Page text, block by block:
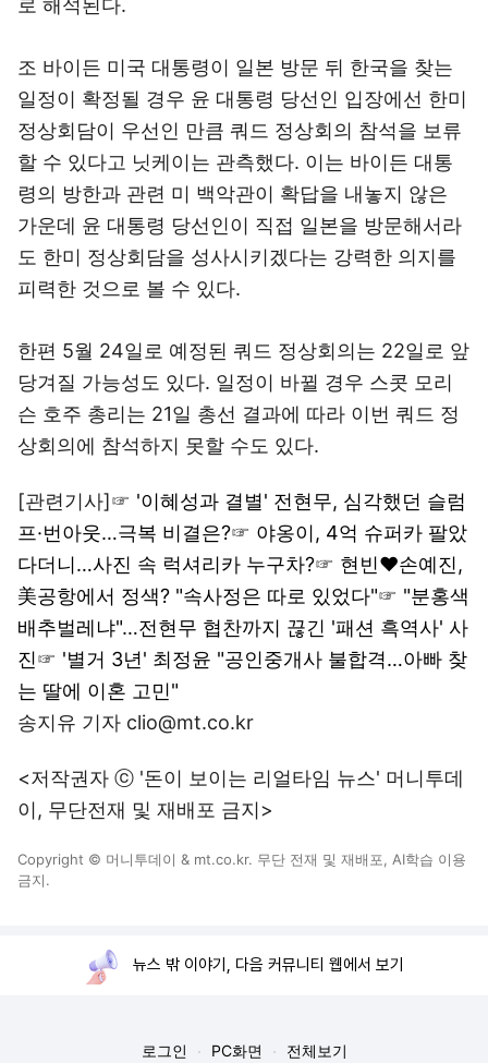
로 해석된다.
조 바이든 미국 대통령이 일본 방문 뒤 한국을 찾는
일정이 확정될 경우 윤 대통령 당선인 입장에선 한미
정상회담이 우선인 만큼 쿼드 정상회의 참석을 보류
할 수 있다고 닛케이는 관측했다. 이는 바이든 대통
령의 방한과 관련 미 백악관이 확답을 내놓지 않은
가운데 윤 대통령 당선인이 직접 일본을 방문해서라
도 한미 정상회담을 성사시키겠다는 강력한 의지를
피력한 것으로 볼 수 있다.
한편 5월 24일로 예정된 쿼드 정상회의는 22일로 앞
당겨질 가능성도 있다. 일정이 바뀔 경우 스콧 모리
슨 호주 총리는 21일 총선 결과에 따라 이번 쿼드 정
상회의에 참석하지 못할 수도 있다.
[관련기사]☞ '이혜성과 결별' 전현무, 심각했던 슬럼
프·번아웃…극복 비결은?☞ 야옹이, 4억 슈퍼카 팔았
다더니…사진 속 럭셔리카 누구차?☞ 현빈♥손예진,
美공항에서 정색? "속사정은 따로 있었다"☞ "분홍색
배추벌레냐"…전현무 협찬까지 끊긴 '패션 흑역사' 사
진☞ '별거 3년' 최정윤 "공인중개사 불합격…아빠 찾
는 딸에 이혼 고민"
송지유 기자 clio@mt.co.kr
<저작권자 ⓒ '돈이 보이는 리얼타임 뉴스' 머니투데
이, 무단전재 및 재배포 금지>
Copyright © 머니투데이 & mt.co.kr. 무단 전재 및 재배포, AI학습 이용
금지.
뉴스 밖 이야기, 다음 커뮤니티 웹에서 보기
로그인 PC화면 전체보기